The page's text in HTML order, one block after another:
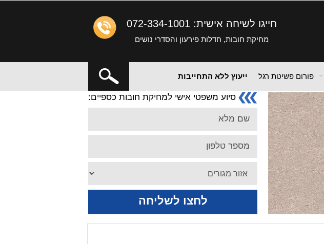
חייגו לשיחה אישית: 072-334-1001
מחיקת חובות, חדלות פירעון והסדרי נושים
פורום פשיטת רגל ייעוץ ללא התחייבות X
סיוע משפטי אישי למחיקת חובות כספיים:
שם מלא
מספר טלפון
לחצו לשליחה